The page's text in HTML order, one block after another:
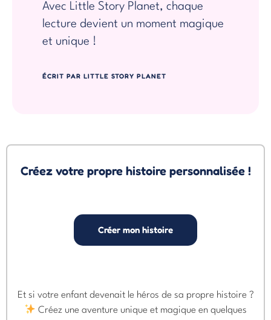
Avec Little Story Planet, chaque
lecture devient un moment magique
et unique !
ÉCRIT PAR LITTLE STORY PLANET
Créez votre propre histoire personnalisée !
Créer mon histoire
Et si votre enfant devenait le héros de sa propre histoire ?
Créez une aventure unique et magique en quelques